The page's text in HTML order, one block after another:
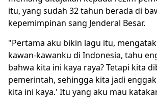
itu, yang sudah 32 tahun berada di
kepemimpinan sang Jenderal Besar.
"Pertama aku bikin lagu itu,
kawan-kawanku di Indonesia, tahu
bahwa kita ini kaya raya? Tetapi kita
pemerintah, sehingga kita jadi
kita ini kaya.' Itu yang aku mau